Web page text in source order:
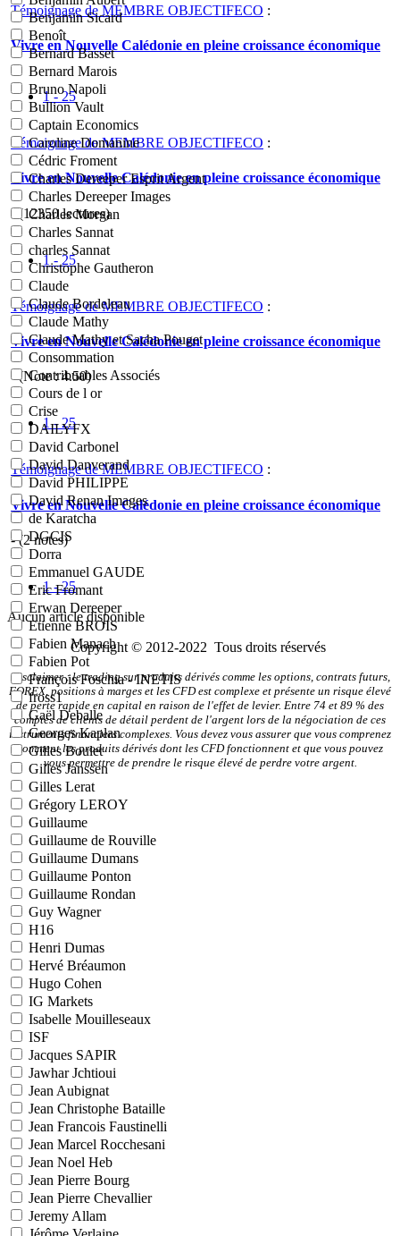
Benjamin Sicard
Benoît
Bernard Basset
Bernard Marois
Bruno Napoli
Bullion Vault
Captain Economics
Caroline Domanine
Cédric Froment
Charles Dereeper Esprit Argent
Charles Dereeper Images
Charles Morgan
Charles Sannat
charles Sannat
Christophe Gautheron
Claude
Claude Bordeleau
Claude Mathy
Claude Mathy et Sacha Pouget
Consommation
Contribuables Associés
Cours de l or
Crise
DAILYFX
David Carbonel
David Danverand
David PHILIPPE
David Renan Images
de Karatcha
DGCIS
Dorra
Emmanuel GAUDE
Eric Fromant
Erwan Dereeper
Etienne BROIS
Fabien Manach
Fabien Pot
François Foschia - INETIS
fross1
Gaël Deballe
Georges Kaplan
Gilles Boulet
Gilles Janssen
Gilles Lerat
Grégory LEROY
Guillaume
Guillaume de Rouville
Guillaume Dumans
Guillaume Ponton
Guillaume Rondan
Guy Wagner
H16
Henri Dumas
Hervé Bréaumon
Hugo Cohen
IG Markets
Isabelle Mouilleseaux
ISF
Jacques SAPIR
Jawhar Jchtioui
Jean Aubignat
Jean Christophe Bataille
Jean Francois Faustinelli
Jean Marcel Rocchesani
Jean Noel Heb
Jean Pierre Bourg
Jean Pierre Chevallier
Jeremy Allam
Témoignage de MEMBRE OBJECTIFECO :
Vivre en Nouvelle Calédonie en pleine croissance économique
1 - 25
Témoignage de MEMBRE OBJECTIFECO :
Vivre en Nouvelle Calédonie en pleine croissance économique
- (12350 lectures)
1 - 25
Témoignage de MEMBRE OBJECTIFECO :
Vivre en Nouvelle Calédonie en pleine croissance économique
- (Note :4.50)
1 - 25
Témoignage de MEMBRE OBJECTIFECO :
Vivre en Nouvelle Calédonie en pleine croissance économique
- (2notes)
1 - 25
Aucun article disponible
Copyright © 2012-2022 Tous droits réservés
Disclaimer : le trading sur produits dérivés comme les options, contrats futurs,
FOREX, positions à marges et les CFD est complexe et présente un risque élevé
de perte rapide en capital en raison de l'effet de levier. Entre 74 et 89 % des
comptes de clients de détail perdent de l'argent lors de la négociation de ces
instruments financiers complexes. Vous devez vous assurer que vous comprenez
comment les produits dérivés dont les CFD fonctionnent et que vous pouvez
vous permettre de prendre le risque élevé de perdre votre argent.